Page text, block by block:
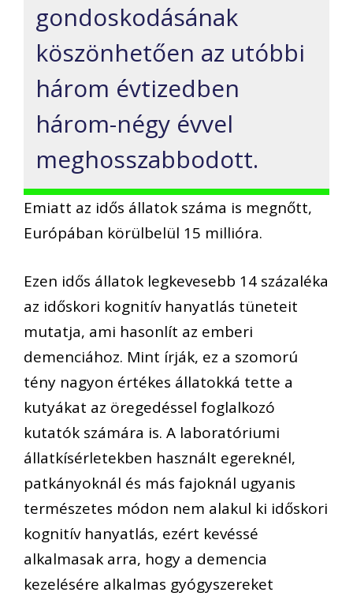
gondoskodásának
köszönhetően az utóbbi
három évtizedben
három-négy évvel
meghosszabbodott.
Emiatt az idős állatok száma is megnőtt,
Európában körülbelül 15 millióra.
Ezen idős állatok legkevesebb 14 százaléka
az időskori kognitív hanyatlás tüneteit
mutatja, ami hasonlít az emberi
demenciához. Mint írják, ez a szomorú
tény nagyon értékes állatokká tette a
kutyákat az öregedéssel foglalkozó
kutatók számára is. A laboratóriumi
állatkísérletekben használt egereknél,
patkányoknál és más fajoknál ugyanis
természetes módon nem alakul ki időskori
kognitív hanyatlás, ezért kevéssé
alkalmasak arra, hogy a demencia
kezelésére alkalmas gyógyszereket